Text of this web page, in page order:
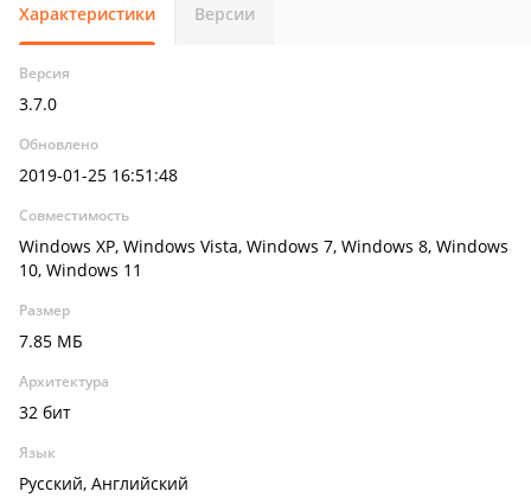
Характеристики Версии
Версия
3.7.0
Обновлено
2019-01-25 16:51:48
Совместимость
Windows XP, Windows Vista, Windows 7, Windows 8, Windows
10, Windows 11
Размер
7.85 МБ
Архитектура
32 бит
Язык
Русский, Английский